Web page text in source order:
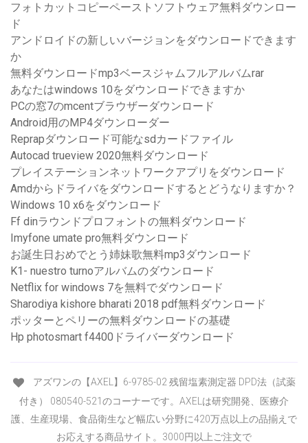
フォトカットコピーペーストソフトウェア無料ダウンロー
ド
アンドロイドの新しいバージョンをダウンロードできます
か
無料ダウンロードmp3ベースジャムフルアルバムrar
あなたはwindows 10をダウンロードできますか
PCの窓7のmcentブラウザーダウンロード
Android用のMP4ダウンローダー
Reprapダウンロード可能なsdカードファイル
Autocad trueview 2020無料ダウンロード
プレイステーションネットワークアプリをダウンロード
Amdからドライバをダウンロードするとどうなりますか？
Windows 10 x6をダウンロード
Ff dinラウンドプロフォントの無料ダウンロード
Imyfone umate pro無料ダウンロード
お誕生日おめでとう姉妹歌無料mp3ダウンロード
K1- nuestro turnoアルバムのダウンロード
Netflix for windows 7を無料でダウンロード
Sharodiya kishore bharati 2018 pdf無料ダウンロード
ポッターとペリーの無料ダウンロードの基礎
Hp photosmart f4400ドライバーダウンロード
アズワンの【AXEL】6-9785-02 残留塩素測定器 DPD法（試薬
付き） 080540-521のコーナーです。AXELは研究開発、医療介
護、生産現場、食品衛生など幅広い分野に420万点以上の品揃えで
お応えする商品サイト。3000円以上ご注文で